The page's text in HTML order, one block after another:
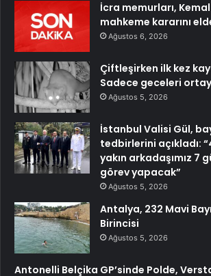
İcra memurları, Kemal
mahkeme kararını
Ağustos 6, 2026
Çiftleşirken ilk kez
Sadece geceleri
Ağustos 5, 2026
İstanbul Valisi Gül,
tedbirlerini açıkladı:
yakın arkadaşımız 7
görev yapacak”
Ağustos 5, 2026
Antalya, 232 Mavi
Birincisi
Ağustos 5, 2026
Antonelli Belçika GP’sinde Polde,